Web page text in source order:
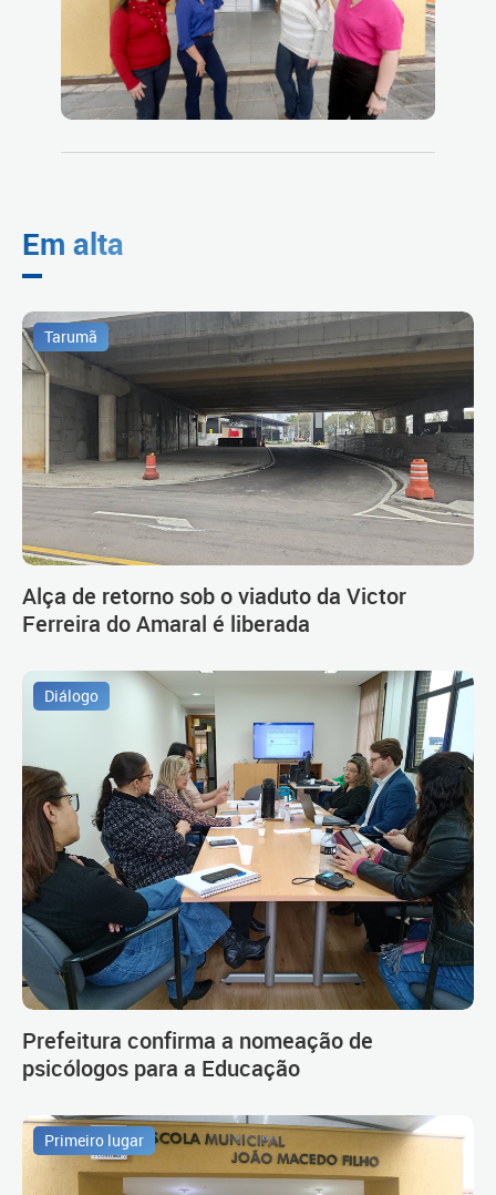
Em alta
Tarumã
Alça de retorno sob o viaduto da Victor
Ferreira do Amaral é liberada
Diálogo
Prefeitura confirma a nomeação de
psicólogos para a Educação
Primeiro lugar